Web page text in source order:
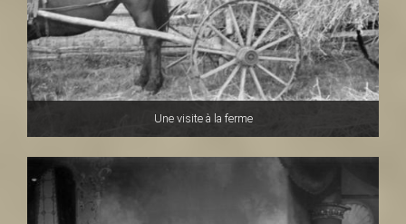
Une visite à la ferme